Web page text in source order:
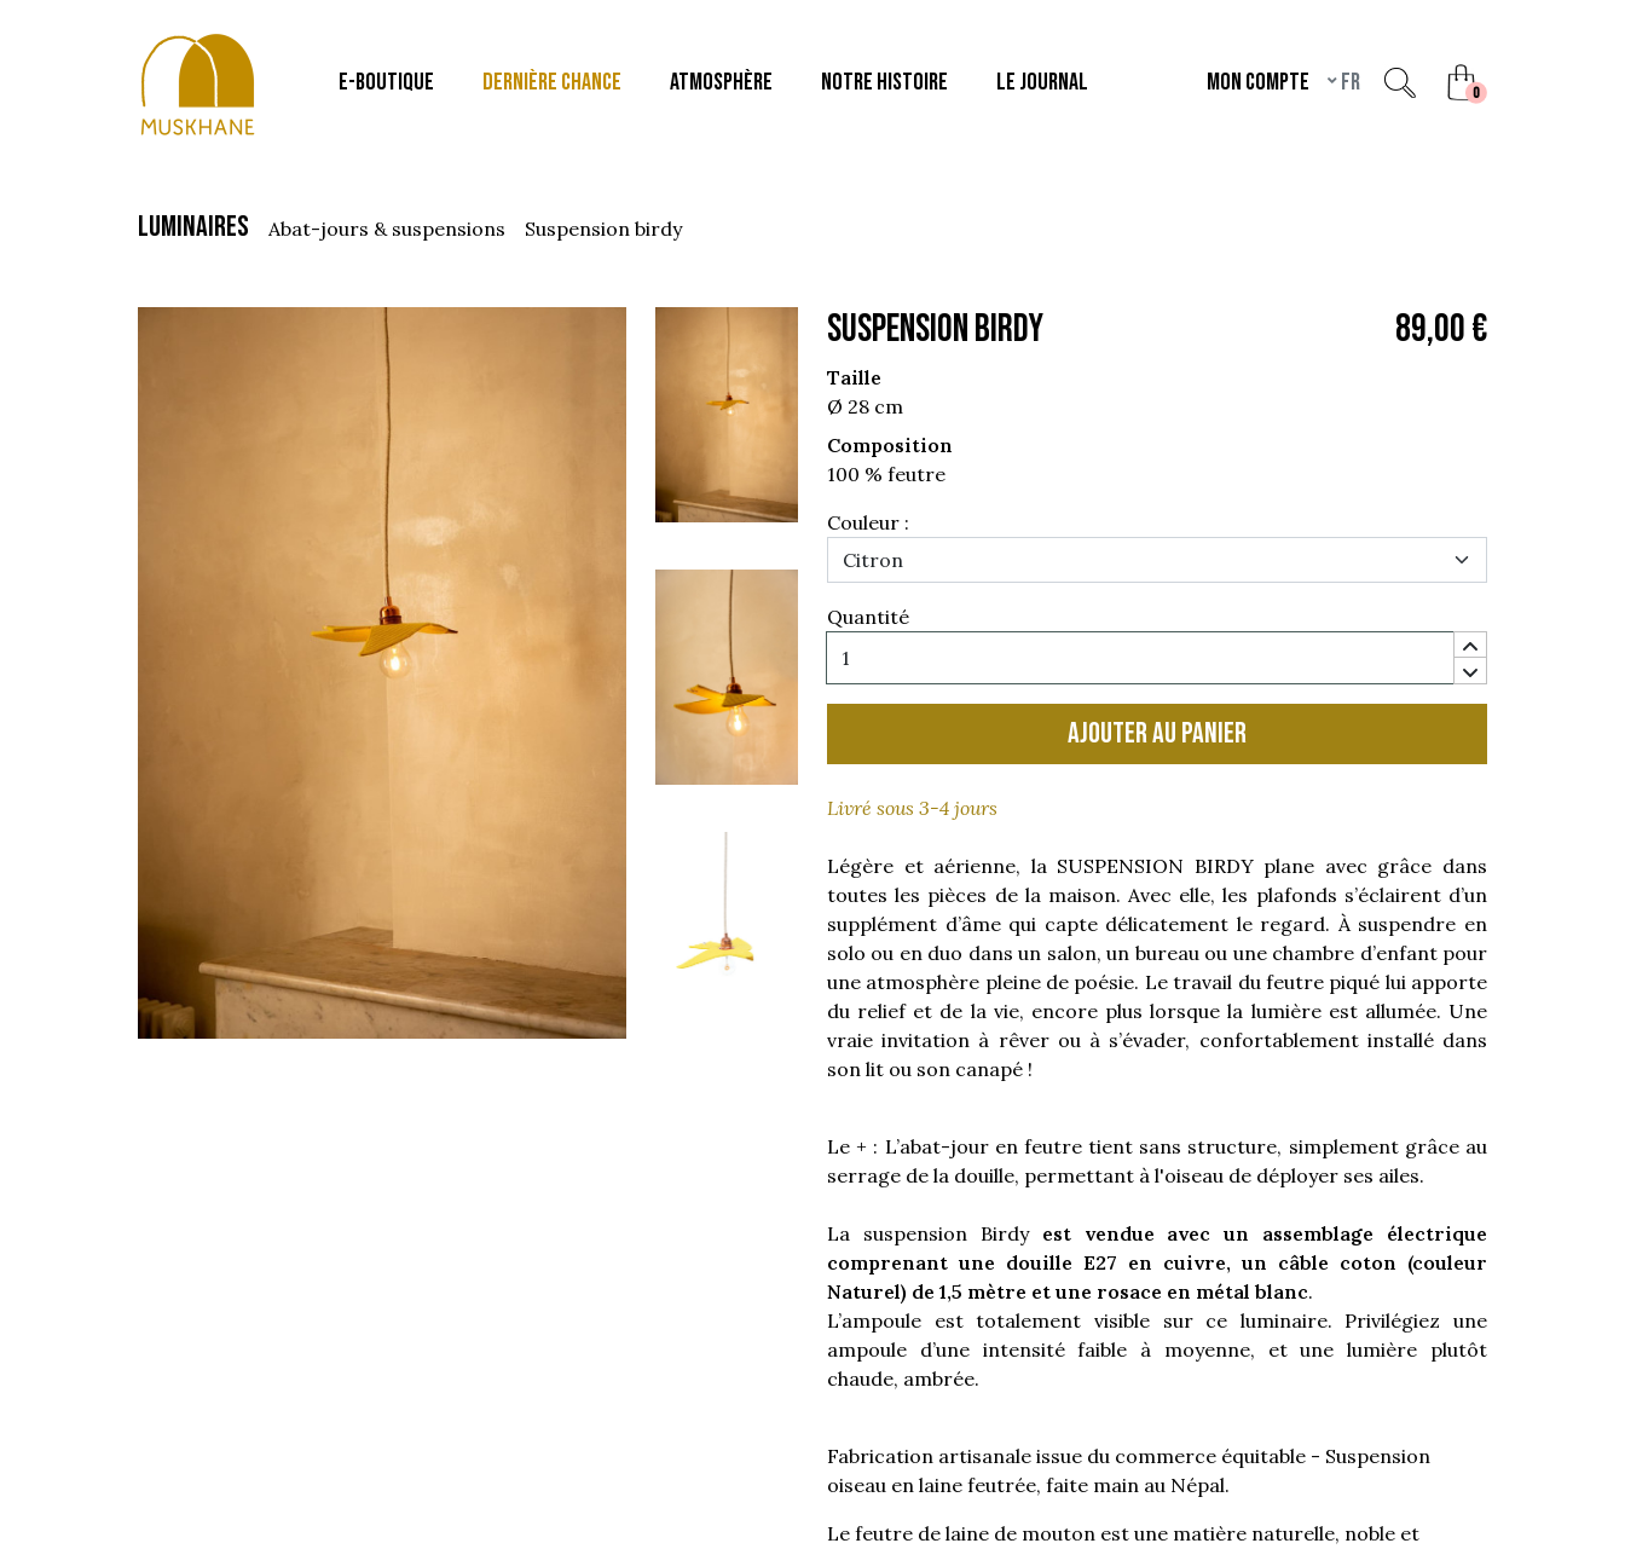
E-BOUTIQUE DERNIÈRE CHANCE ATMOSPHÈRE NOTRE HISTOIRE LE JOURNAL Mon compte fr 0unread messages
luminaires abat-jours & suspensions suspension birdy
SUSPENSION BIRDY 89,00 €
Taille
Ø 28 cm
Composition
100 % feutre
Couleur :
Quantité
Ajouter au panier
Livré sous 3-4 jours
Légère et aérienne, la SUSPENSION BIRDY plane avec grâce dans
toutes les pièces de la maison. Avec elle, les plafonds s’éclairent d’un
supplément d’âme qui capte délicatement le regard. À suspendre en
solo ou en duo dans un salon, un bureau ou une chambre d’enfant pour
une atmosphère pleine de poésie. Le travail du feutre piqué lui apporte
du relief et de la vie, encore plus lorsque la lumière est allumée. Une
vraie invitation à rêver ou à s’évader, confortablement installé dans
son lit ou son canapé !
Le + : L’abat-jour en feutre tient sans structure, simplement grâce au
serrage de la douille, permettant à l'oiseau de déployer ses ailes.
La suspension Birdy est vendue avec un assemblage électrique
comprenant une douille E27 en cuivre, un câble coton (couleur
Naturel) de 1,5 mètre et une rosace en métal blanc.
L’ampoule est totalement visible sur ce luminaire. Privilégiez une
ampoule d’une intensité faible à moyenne, et une lumière plutôt
chaude, ambrée.
Fabrication artisanale issue du commerce équitable - Suspension
oiseau en laine feutrée, faite main au Népal.
Le feutre de laine de mouton est une matière naturelle, noble et